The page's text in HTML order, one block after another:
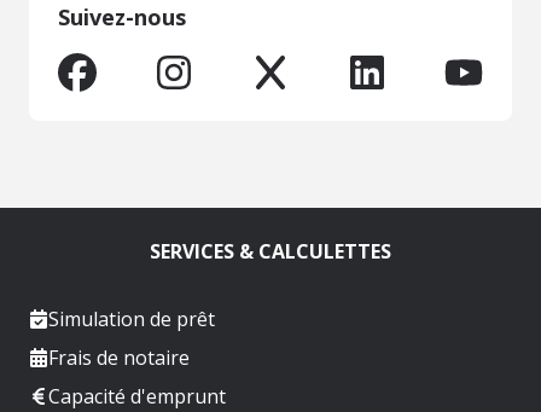
Suivez-nous
SERVICES & CALCULETTES
Simulation de prêt
Frais de notaire
Capacité d'emprunt